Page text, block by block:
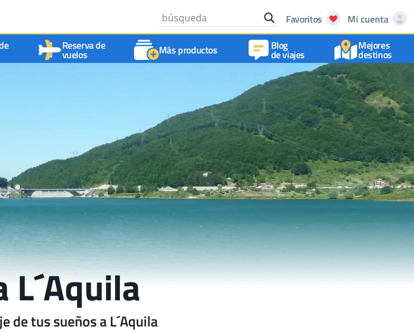
Favoritos
Mi cuenta
Reserva de
vuelos Más productos Blog
de viajes
Mejores
destinos
L´Aquila
de tus sueños a L´Aquila